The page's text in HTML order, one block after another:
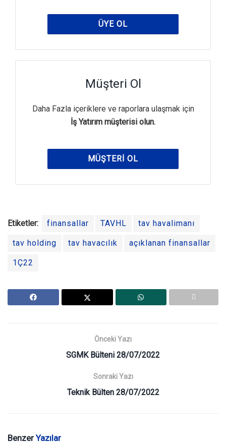
ÜYE OL
Müşteri Ol
Daha Fazla içeriklere ve raporlara ulaşmak için
İş Yatırım müşterisi olun.
MÜŞTERI OL
Etiketler: finansallar TAVHL tav havalimanı
tav holding tav havacılık açıklanan finansallar
1Ç22
Önceki Yazı
SGMK Bülteni 28/07/2022
Sonraki Yazı
Teknik Bülten 28/07/2022
BenzerYazılar